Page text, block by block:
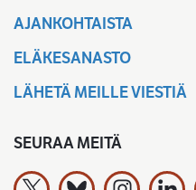
AJANKOHTAISTA
ELÄKESANASTO
LÄHETÄ MEILLE VIESTIÄ
SEURAA MEITÄ